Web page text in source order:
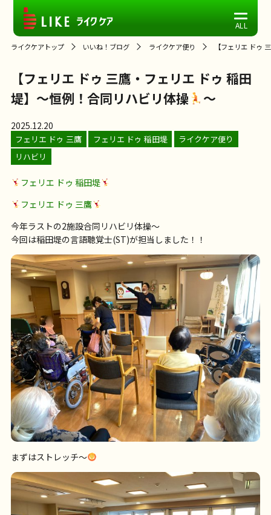
ライクケアトップ いいね！ブログ ライクケア便り 【フェリエ ドゥ
【フェリエ ドゥ 三鷹・フェリエ ドゥ 稲田
堤】～恒例！合同リハビリ体操
～
2025.12.20
フェリエ ドゥ 三鷹 フェリエ ドゥ 稲田堤
ライクケア便り
リハビリ
フェリエ ドゥ 稲田堤
フェリエ ドゥ 三鷹
今年ラストの2施設合同リハビリ体操〜
今回は稲田堤の言語聴覚士(ST)が担当しました！！
まずはストレッチ〜